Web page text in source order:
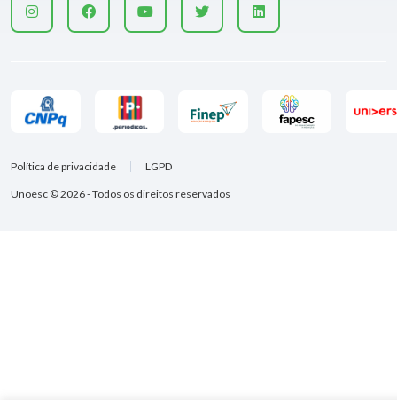
Unoesc © 2026 - Todos os direitos reservados
Política de privacidade LGPD